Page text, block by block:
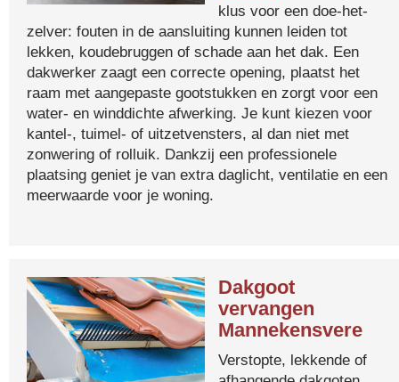
klus voor een doe-het-
zelver: fouten in de aansluiting kunnen leiden tot
lekken, koudebruggen of schade aan het dak. Een
dakwerker zaagt een correcte opening, plaatst het
raam met aangepaste gootstukken en zorgt voor een
water- en winddichte afwerking. Je kunt kiezen voor
kantel-, tuimel- of uitzetvensters, al dan niet met
zonwering of rolluik. Dankzij een professionele
plaatsing geniet je van extra daglicht, ventilatie en een
meerwaarde voor je woning.
Dakgoot
vervangen
Mannekensvere
Verstopte, lekkende of